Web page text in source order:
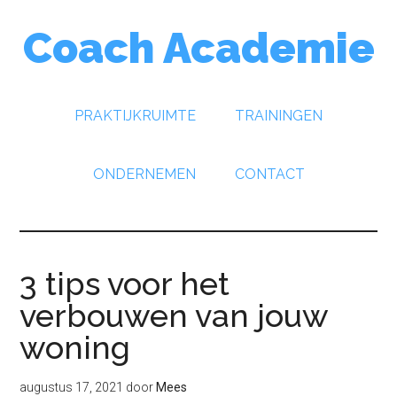
Coach Academie
PRAKTIJKRUIMTE TRAININGEN
ONDERNEMEN CONTACT
3 tips voor het
verbouwen van jouw
woning
augustus 17, 2021 door Mees